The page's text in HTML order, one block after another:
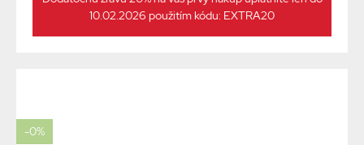
10.02.2026 použitím kódu: EXTRA20
-0%